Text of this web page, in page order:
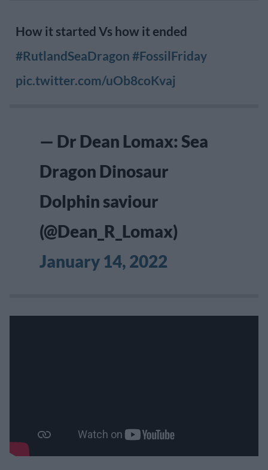
How it started Vs how it ended
#RutlandSeaDragon #FossilFriday
pic.twitter.com/uOb8coKvaj
— Dr Dean Lomax: Sea
Dragon Dinosaur
Dolphin saviour
(@Dean_R_Lomax)
January 14, 2022